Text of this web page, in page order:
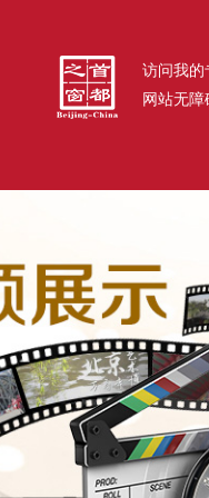
访问我的
网站无障